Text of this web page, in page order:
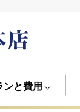
ンと費用